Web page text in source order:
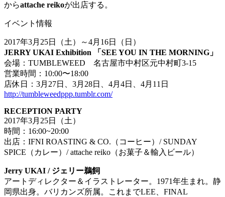
からattache reikoが出店する。
イベント情報
2017年3月25日（土）～4月16日（日）
JERRY UKAI Exhibition 「SEE YOU IN THE MORNING」
会場：TUMBLEWEED 名古屋市中村区元中村町3-15
営業時間：10:00〜18:00
店休日：3月27日、3月28日、4月4日、4月11日
http://tumbleweedppp.tumblr.com/
RECEPTION PARTY
2017年3月25日（土）
時間：16:00~20:00
出店：IFNI ROASTING & CO.（コーヒー）/ SUNDAY
SPICE（カレー）/ attache reiko（お菓子＆輸入ビール）
Jerry UKAI / ジェリー鵜飼
アートディレクター＆イラストレーター。1971年生まれ。静
岡県出身。バリカンズ所属。これまでLEE、FINAL